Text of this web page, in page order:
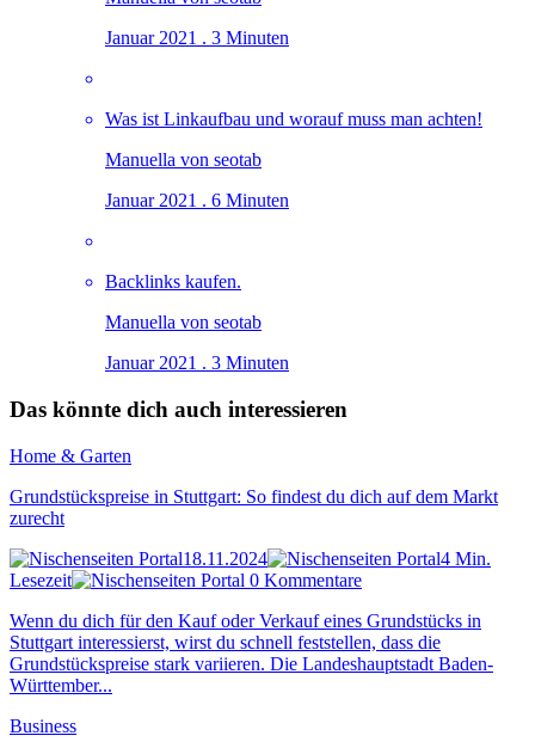
Januar 2021 . 3 Minuten
Was ist Linkaufbau und worauf muss man achten!
Manuella von seotab
Januar 2021 . 6 Minuten
Backlinks kaufen.
Manuella von seotab
Januar 2021 . 3 Minuten
Das könnte dich auch interessieren
Home & Garten
Grundstückspreise in Stuttgart: So findest du dich auf dem Markt
zurecht
18.11.2024
4 Min.
Lesezeit
0 Kommentare
Wenn du dich für den Kauf oder Verkauf eines Grundstücks in
Stuttgart interessierst, wirst du schnell feststellen, dass die
Grundstückspreise stark variieren. Die Landeshauptstadt Baden-
Württember...
Business